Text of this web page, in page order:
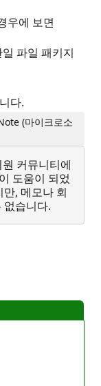
우에 보면
파일 패키지
다.
(마이크로소
커뮤니티에
도움이 되었
, 메모나 회
없습니다.